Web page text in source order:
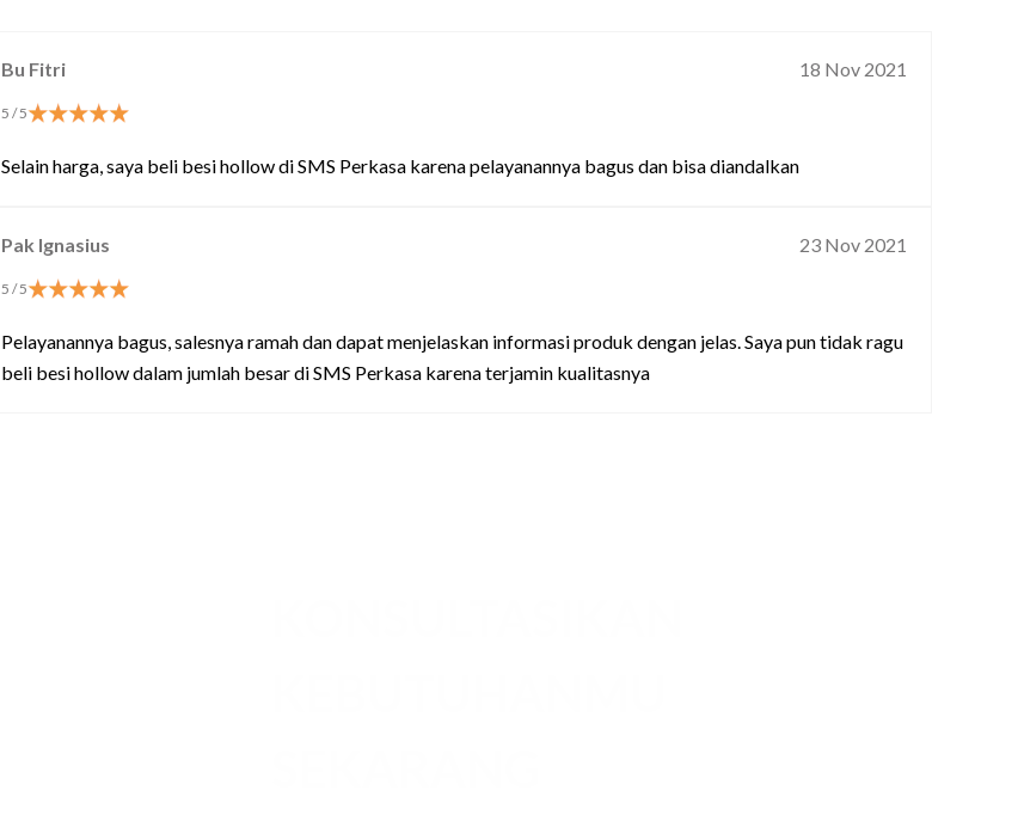
Bu Fitri 18 Nov 2021
5 / 5
Selain harga, saya beli besi hollow di SMS Perkasa karena pelayanannya bagus dan bisa diandalkan
Pak Ignasius 23 Nov 2021
5 / 5
Pelayanannya bagus, salesnya ramah dan dapat menjelaskan informasi produk dengan jelas. Saya pun tidak ragu
beli besi hollow dalam jumlah besar di SMS Perkasa karena terjamin kualitasnya